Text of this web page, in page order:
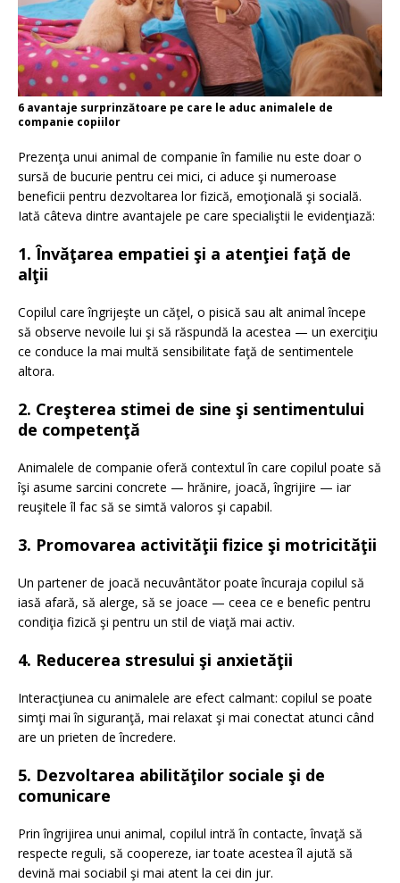
6 avantaje surprinzătoare pe care le aduc animalele de
companie copiilor
Prezenţa unui animal de companie în familie nu este doar o
sursă de bucurie pentru cei mici, ci aduce şi numeroase
beneficii pentru dezvoltarea lor fizică, emoţională şi socială.
Iată câteva dintre avantajele pe care specialiştii le evidenţiază:
1. Învăţarea empatiei şi a atenţiei faţă de
alţii
Copilul care îngrijeşte un căţel, o pisică sau alt animal începe
să observe nevoile lui şi să răspundă la acestea — un exerciţiu
ce conduce la mai multă sensibilitate faţă de sentimentele
altora.
2. Creşterea stimei de sine şi sentimentului
de competenţă
Animalele de companie oferă contextul în care copilul poate să
îşi asume sarcini concrete — hrănire, joacă, îngrijire — iar
reuşitele îl fac să se simtă valoros şi capabil.
3. Promovarea activităţii fizice şi motricităţii
Un partener de joacă necuvântător poate încuraja copilul să
iasă afară, să alerge, să se joace — ceea ce e benefic pentru
condiţia fizică şi pentru un stil de viaţă mai activ.
4. Reducerea stresului şi anxietăţii
Interacţiunea cu animalele are efect calmant: copilul se poate
simţi mai în siguranţă, mai relaxat şi mai conectat atunci când
are un prieten de încredere.
5. Dezvoltarea abilităţilor sociale şi de
comunicare
Prin îngrijirea unui animal, copilul intră în contacte, învaţă să
respecte reguli, să coopereze, iar toate acestea îl ajută să
devină mai sociabil şi mai atent la cei din jur.